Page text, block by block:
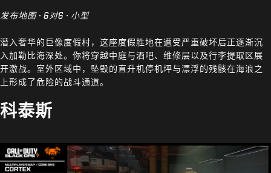
发布地图 · 6对6 · 小型
潜入奢华的巨像度假村，这座度假胜地在遭受严重破坏后正逐渐沉
入加勒比海深处。你将穿越中庭与酒吧、维修层以及行李提取区展
开激战。室外区域中，坠毁的直升机停机坪与漂浮的残骸在海浪之
上形成了危险的战斗通道。
科泰斯